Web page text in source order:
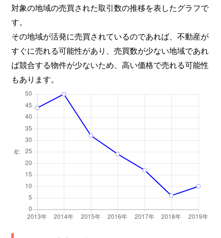
対象の地域の売買された取引数の推移を表したグラフで
す。
その地域が活発に売買されているのであれば、不動産が
すぐに売れる可能性があり、売買数が少ない地域であれ
ば競合する物件が少ないため、高い価格で売れる可能性
もあります。